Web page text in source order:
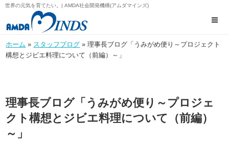
世界の元気を育てたい。| AMDA社会開発機構(アムダマインズ)
ホーム » スタッフブログ » 理事長ブログ「うみがめ便り～プロジェクト
構想とジビエ料理について（前編）～」
理事長ブログ「うみがめ便り～プロジェ
クト構想とジビエ料理について（前編）
～」